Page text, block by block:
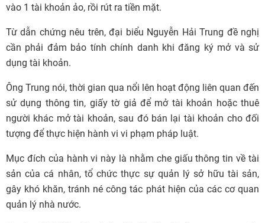
vào 1 tài khoản ảo, rồi rút ra tiền mặt.
Từ dẫn chứng nêu trên, đại biểu Nguyễn Hải Trung đề nghị
cần phải đảm bảo tính chính danh khi đăng ký mở và sử
dụng tài khoản.
Ông Trung nói, thời gian qua nổi lên hoạt động liên quan đến
sử dụng thông tin, giấy tờ giả để mở tài khoản hoặc thuê
người khác mở tài khoản, sau đó bán lại tài khoản cho đối
tượng để thực hiện hành vi vi phạm pháp luật.
Mục đích của hành vi này là nhằm che giấu thông tin về tài
sản của cá nhân, tổ chức thực sự quản lý sở hữu tài sản,
gây khó khăn, tránh né công tác phát hiện của các cơ quan
quản lý nhà nước.